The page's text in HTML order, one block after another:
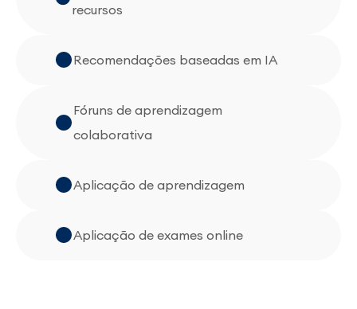
recursos
Recomendações baseadas em IA
Fóruns de aprendizagem
colaborativa
Aplicação de aprendizagem
Aplicação de exames online